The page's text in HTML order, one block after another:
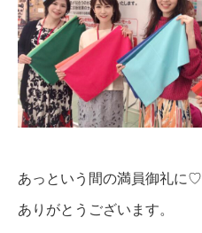
あっという間の満員御礼に♡
ありがとうございます。